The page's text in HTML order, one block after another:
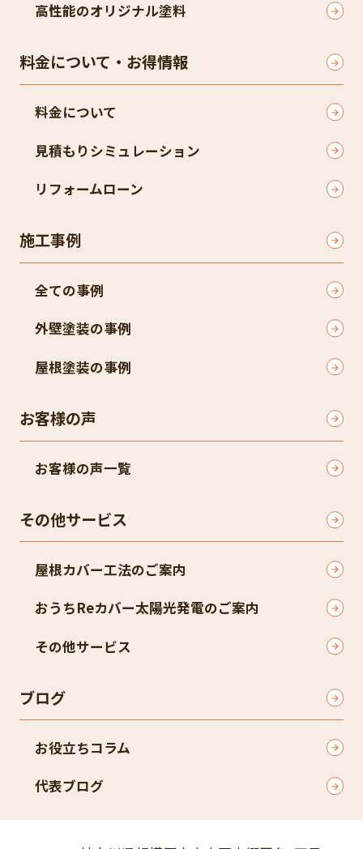
高性能のオリジナル塗料
料金について・お得情報
料金について
見積もりシミュレーション
リフォームローン
施工事例
全ての事例
外壁塗装の事例
屋根塗装の事例
お客様の声
お客様の声一覧
その他サービス
屋根カバー工法のご案内
おうちReカバー太陽光発電のご案内
その他サービス
ブログ
お役立ちコラム
代表ブログ